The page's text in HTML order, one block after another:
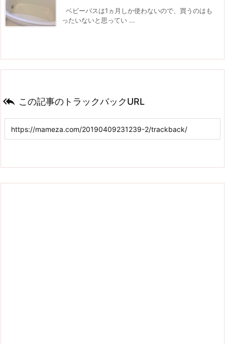
ベビーバスは1ヵ月しか使わないので、買うのはも
ったいないと思ってい ...
 この記事のトラックバックURL